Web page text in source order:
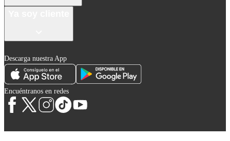
Descarga nuestra App
Encuéntranos en redes